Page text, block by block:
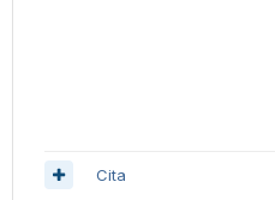
Cita